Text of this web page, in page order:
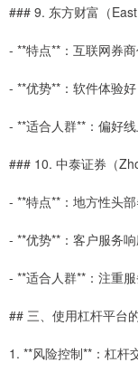
### 9. 东方财富（East
- **特点**：互联网券
- **优势**：软件体验
- **适合人群**：偏好线
### 10. 中泰证券（
- **特点**：地方性头
- **优势**：客户服务
- **适合人群**：注重服
## 三、使用杠杆平台
1. **风险控制**：杠杆